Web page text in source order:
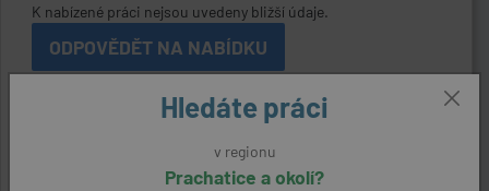
K nabízené práci nejsou uvedeny bližší údaje.
ODPOVĚDĚT NA NABÍDKU
Hledáte práci
v regionu
Prachatice a okolí?